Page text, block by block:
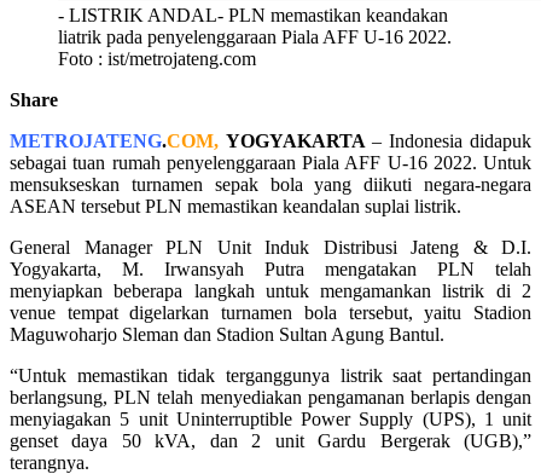
- LISTRIK ANDAL- PLN memastikan keandakan
liatrik pada penyelenggaraan Piala AFF U-16 2022.
Foto : ist/metrojateng.com
Share
METROJATENG.COM, YOGYAKARTA – Indonesia didapuk
sebagai tuan rumah penyelenggaraan Piala AFF U-16 2022. Untuk
mensukseskan turnamen sepak bola yang diikuti negara-negara
ASEAN tersebut PLN memastikan keandalan suplai listrik.
General Manager PLN Unit Induk Distribusi Jateng & D.I.
Yogyakarta, M. Irwansyah Putra mengatakan PLN telah
menyiapkan beberapa langkah untuk mengamankan listrik di 2
venue tempat digelarkan turnamen bola tersebut, yaitu Stadion
Maguwoharjo Sleman dan Stadion Sultan Agung Bantul.
“Untuk memastikan tidak terganggunya listrik saat pertandingan
berlangsung, PLN telah menyediakan pengamanan berlapis dengan
menyiagakan 5 unit Uninterruptible Power Supply (UPS), 1 unit
genset daya 50 kVA, dan 2 unit Gardu Bergerak (UGB),”
terangnya.